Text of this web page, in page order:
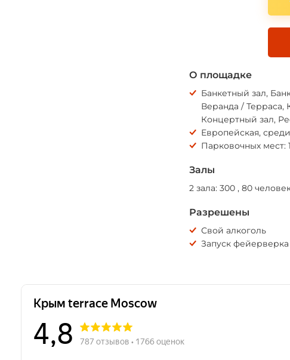
О площадке
Банкетный зал,
Веранда / Терраса,
Концертный зал,
Европейская,
Парковочных мест:
Залы
2 зала: 300 , 80
Разрешены
Свой алкоголь
Запуск фейерверка